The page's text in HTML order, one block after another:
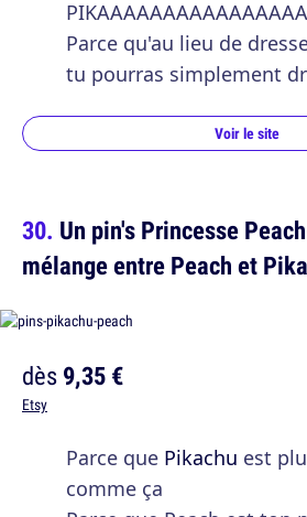
Parce qu'au lieu de
tu pourras simplement
Voir le site
Un pin's Princesse
mélange entre Peach et
dès9,35 €
Etsy
Parce que Pikachu est
comme ça